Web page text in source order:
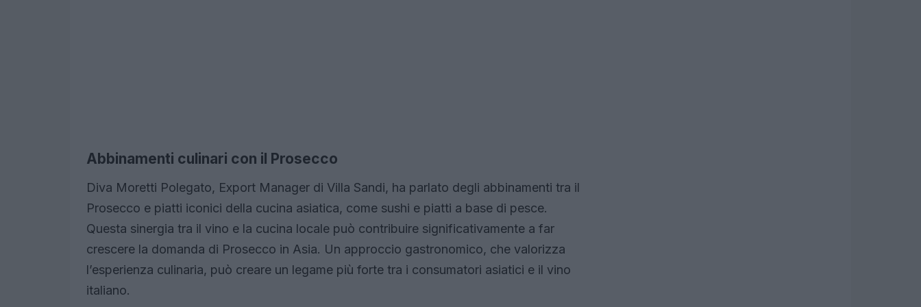
Abbinamenti culinari con il Prosecco
Diva Moretti Polegato, Export Manager di Villa Sandi, ha parlato degli abbinamenti tra il
Prosecco e piatti iconici della cucina asiatica, come sushi e piatti a base di pesce.
Questa sinergia tra il vino e la cucina locale può contribuire significativamente a far
crescere la domanda di Prosecco in Asia. Un approccio gastronomico, che valorizza
l’esperienza culinaria, può creare un legame più forte tra i consumatori asiatici e il vino
italiano.